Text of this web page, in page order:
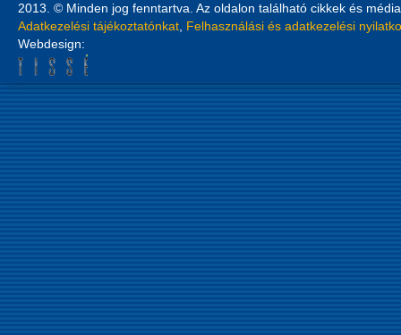
2013. © Minden jog fenntartva. Az oldalon található cikkek és
Adatkezelési tájékoztatónkat Felhasználási és adatkezelési
Webdesign: